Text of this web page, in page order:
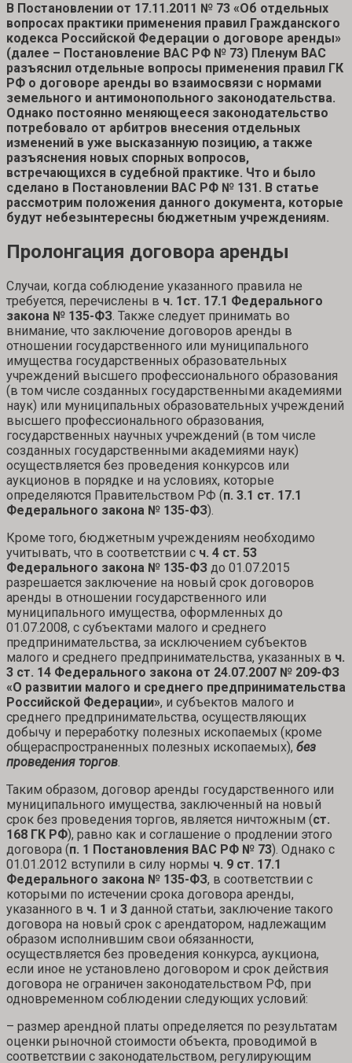
В Постановлении от 17.11.2011 № 73 «Об отдельных
вопросах практики применения правил Гражданского
кодекса Российской Федерации о договоре аренды»
(далее – Постановление ВАС РФ № 73) Пленум ВАС
разъяснил отдельные вопросы применения правил ГК
РФ о договоре аренды во взаимосвязи с нормами
земельного и антимонопольного законодательства.
Однако постоянно меняющееся законодательство
потребовало от арбитров внесения отдельных
изменений в уже высказанную позицию, а также
разъяснения новых спорных вопросов,
встречающихся в судебной практике. Что и было
сделано в Постановлении ВАС РФ № 131. В статье
рассмотрим положения данного документа, которые
будут небезынтересны бюджетным учреждениям.
Пролонгация договора аренды
Случаи, когда соблюдение указанного правила не
требуется, перечислены в ч. 1ст. 17.1 Федерального
закона № 135-ФЗ. Также следует принимать во
внимание, что заключение договоров аренды в
отношении государственного или муниципального
имущества государственных образовательных
учреждений высшего профессионального образования
(в том числе созданных государственными академиями
наук) или муниципальных образовательных учреждений
высшего профессионального образования,
государственных научных учреждений (в том числе
созданных государственными академиями наук)
осуществляется без проведения конкурсов или
аукционов в порядке и на условиях, которые
определяются Правительством РФ (п. 3.1 ст. 17.1
Федерального закона № 135-ФЗ).
Кроме того, бюджетным учреждениям необходимо
учитывать, что в соответствии с ч. 4 ст. 53
Федерального закона № 135-ФЗ до 01.07.2015
разрешается заключение на новый срок договоров
аренды в отношении государственного или
муниципального имущества, оформленных до
01.07.2008, с субъектами малого и среднего
предпринимательства, за исключением субъектов
малого и среднего предпринимательства, указанных в ч.
3 ст. 14 Федерального закона от 24.07.2007 № 209-ФЗ
«О развитии малого и среднего предпринимательства
Российской Федерации», и субъектов малого и
среднего предпринимательства, осуществляющих
добычу и переработку полезных ископаемых (кроме
общераспространенных полезных ископаемых), без
проведения торгов.
Таким образом, договор аренды государственного или
муниципального имущества, заключенный на новый
срок без проведения торгов, является ничтожным (ст.
168 ГК РФ), равно как и соглашение о продлении этого
договора (п. 1 Постановления ВАС РФ № 73). Однако с
01.01.2012 вступили в силу нормы ч. 9 ст. 17.1
Федерального закона № 135-ФЗ, в соответствии с
которыми по истечении срока договора аренды,
указанного в ч. 1 и 3 данной статьи, заключение такого
договора на новый срок с арендатором, надлежащим
образом исполнившим свои обязанности,
осуществляется без проведения конкурса, аукциона,
если иное не установлено договором и срок действия
договора не ограничен законодательством РФ, при
одновременном соблюдении следующих условий:
– размер арендной платы определяется по результатам
оценки рыночной стоимости объекта, проводимой в
соответствии с законодательством, регулирующим